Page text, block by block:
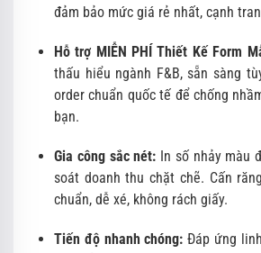
đảm bảo mức giá rẻ nhất, cạnh
Hỗ trợ MIỄN PHÍ Thiết Kế Form
thấu hiểu ngành F&B,sẵn sàng
order chuẩn quốc tế để chống
bạn.
Gia công sắc nét: In số nhảy màu
soát doanh thu chặt chẽ. Cấn
chuẩn, dễ xé, không rách giấy.
Tiến độ nhanh chóng: Đáp ứng